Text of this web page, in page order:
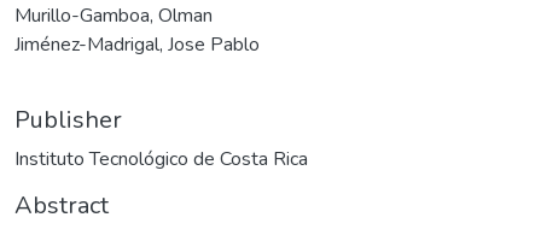
Murillo-Gamboa, Olman
Jiménez-Madrigal, Jose Pablo
Publisher
Instituto Tecnológico de Costa Rica
Abstract